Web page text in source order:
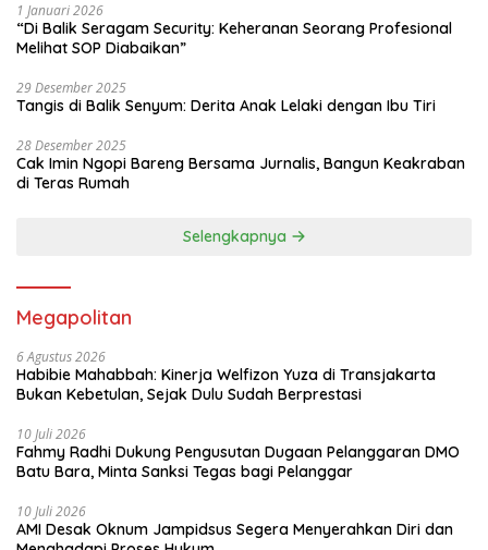
1 Januari 2026
“Di Balik Seragam Security: Keheranan Seorang Profesional
Melihat SOP Diabaikan”
29 Desember 2025
Tangis di Balik Senyum: Derita Anak Lelaki dengan Ibu Tiri
28 Desember 2025
Cak Imin Ngopi Bareng Bersama Jurnalis, Bangun Keakraban
di Teras Rumah
Selengkapnya
Megapolitan
6 Agustus 2026
Habibie Mahabbah: Kinerja Welfizon Yuza di Transjakarta
Bukan Kebetulan, Sejak Dulu Sudah Berprestasi
10 Juli 2026
Fahmy Radhi Dukung Pengusutan Dugaan Pelanggaran DMO
Batu Bara, Minta Sanksi Tegas bagi Pelanggar
10 Juli 2026
AMI Desak Oknum Jampidsus Segera Menyerahkan Diri dan